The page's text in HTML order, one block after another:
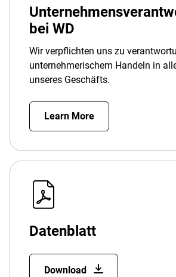
bei WD
Wir verpflichten uns zu
unternehmerischem Handeln in
unseres Geschäfts.
Learn More
Datenblatt
Download